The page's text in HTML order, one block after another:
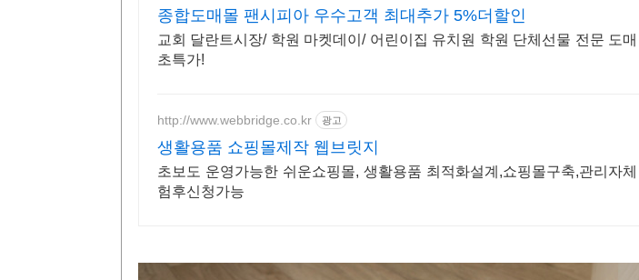
종합도매몰 팬시피아 우수고객 최대추가 5%더할인
교회 달란트시장/ 학원 마켓데이/ 어린이집 유치원 학원 단체선물 전문 도매
초특가!
http://www.webbridge.co.kr 광고
생활용품 쇼핑몰제작 웹브릿지
초보도 운영가능한 쉬운쇼핑몰, 생활용품 최적화설계,쇼핑몰구축,관리자체
험후신청가능